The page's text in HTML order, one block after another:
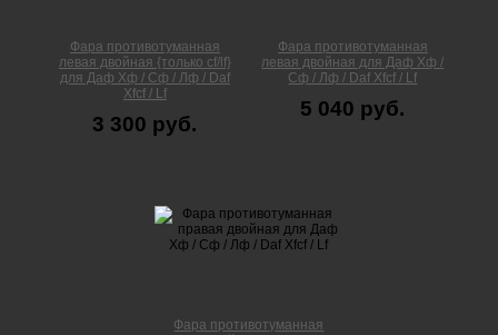
Фара противотуманная
левая двойная {только cf/lf}
для Даф Хф / Сф / Лф / Daf
Xfcf / Lf
3 300 руб.
Фара противотуманная
левая двойная для Даф Хф /
Сф / Лф / Daf Xfcf / Lf
5 040 руб.
Фара противотуманная